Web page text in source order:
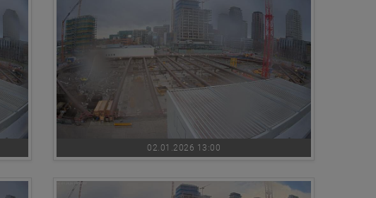
02.01.2026 13:00